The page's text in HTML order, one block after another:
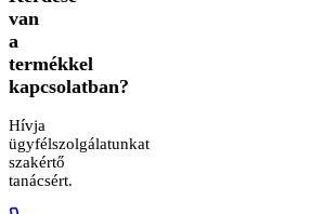
van
a
termékkel
kapcsolatban?
Hívja
ügyfélszolgálatunkat
szakértő
tanácsért.